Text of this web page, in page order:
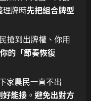
理牌時先把組合牌型
到出牌權、你用
的「節奏恢復
農民一直不出
好能接 。 避免出對方